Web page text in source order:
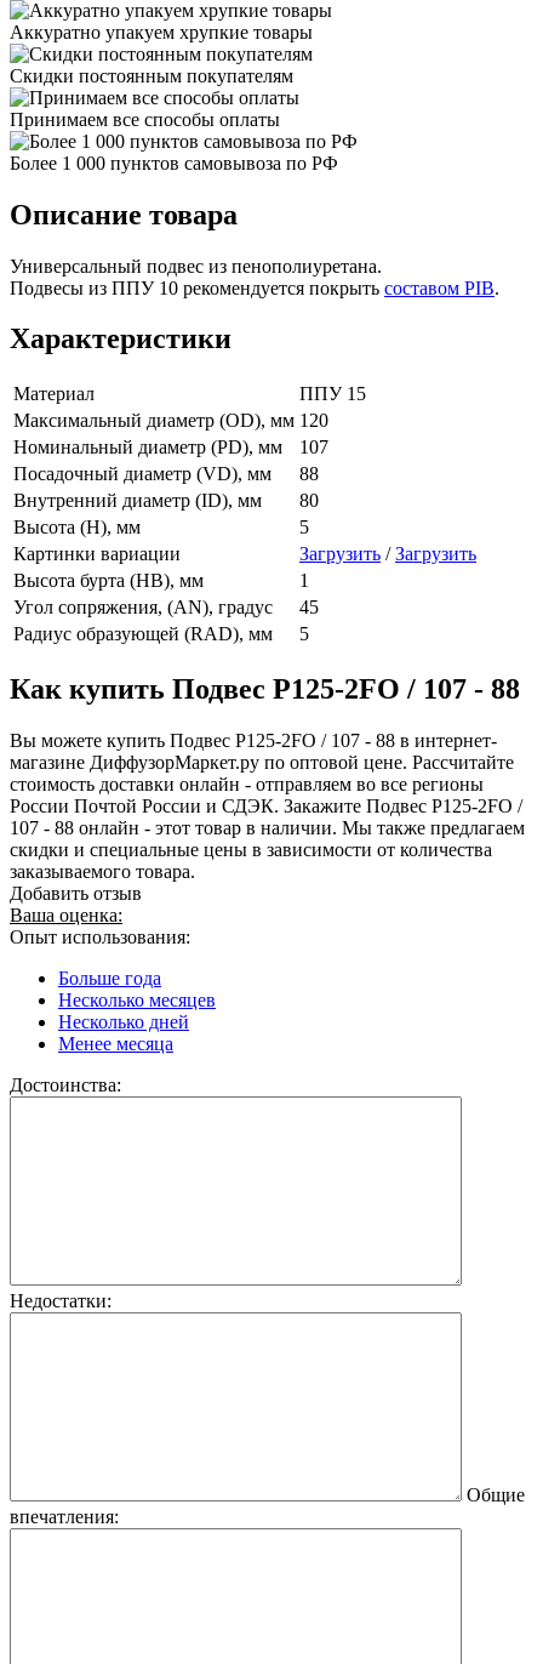
Аккуратно упакуем хрупкие товары
Скидки постоянным покупателям
Принимаем все способы оплаты
Более 1 000 пунктов самовывоза по РФ
Описание товара
Универсальный подвес из пенополиуретана.
Подвесы из ППУ 10 рекомендуется покрыть составом PIB.
Характеристики
Материал
ППУ 15
Максимальный диаметр (OD), мм 120
Номинальный диаметр (PD), мм
107
Посадочный диаметр (VD), мм
88
Внутренний диаметр (ID), мм
80
Высота (H), мм
5
Картинки вариации
Загрузить /Загрузить
Высота бурта (HB), мм
1
Угол сопряжения, (AN), градус
45
Радиус образующей (RAD), мм
5
Как купить Подвес Р125-2FO / 107 - 88
Вы можете купить Подвес Р125-2FO / 107 - 88 в интернет-
магазине ДиффузорМаркет.ру по оптовой цене. Рассчитайте
стоимость доставки онлайн - отправляем во все регионы
России Почтой России и СДЭК. Закажите Подвес Р125-2FO /
107 - 88 онлайн - этот товар в наличии. Мы также предлагаем
скидки и специальные цены в зависимости от количества
заказываемого товара.
Добавить отзыв
Ваша оценка:
Опыт использования:
Больше года
Несколько месяцев
Несколько дней
Менее месяца
Достоинства:
Недостатки:
Общие
впечатления: